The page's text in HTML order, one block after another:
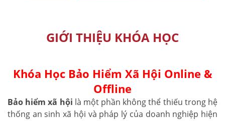
GIỚI THIỆU KHÓA HỌC
Khóa Học Bảo Hiểm Xã Hội Online &
Offline
Bảo hiểm xã hội là một phần không thể thiếu trong hệ
thống an sinh xã hội và pháp lý của doanh nghiệp hiện